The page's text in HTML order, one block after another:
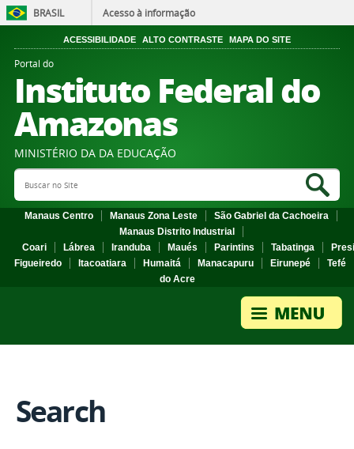
BRASIL Acesso à informação
ACESSIBILIDADE ALTO CONTRASTE MAPA DO SITE
Portal do
Instituto Federal do
Amazonas
MINISTÉRIO DA DA EDUCAÇÃO
Search Site
Manaus Centro Manaus Zona Leste
São Gabriel da Cachoeira
Manaus Distrito Industrial
Coari
Lábrea Iranduba Maués Parintins Tabatinga
Figueiredo
Itacoatiara Humaitá Manacapuru Eirunepé
Tefé
do Acre
Search